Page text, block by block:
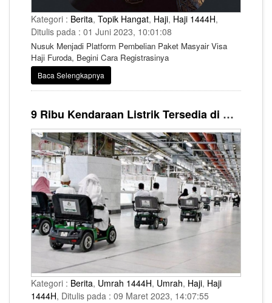
Kategori : Berita, Topik Hangat, Haji, Haji 1444H,
Ditulis pada : 01 Juni 2023, 10:01:08
Nusuk Menjadi Platform Pembelian Paket Masyair Visa
Haji Furoda, Begini Cara Registrasinya
Baca Selengkapnya
9 Ribu Kendaraan Listrik Tersedia di Masjidil Haram untuk Jemaah Lansia dan Disabilitas
Kategori : Berita, Umrah 1444H, Umrah, Haji, Haji
1444H, Ditulis pada : 09 Maret 2023, 14:07:55